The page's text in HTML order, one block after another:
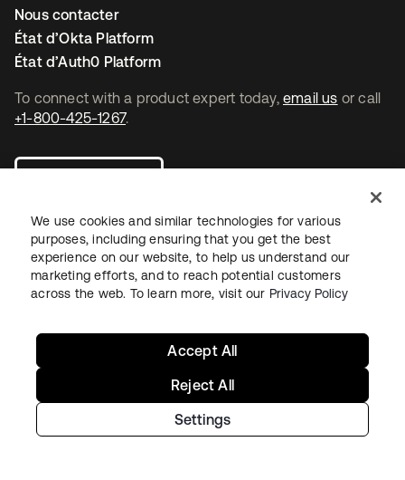
To connect with a product expert today, email us or call
+1-800-425-1267.
s’ouvre dans un nouvel onglet
s’ouvre dans un nouvel onglet
s’ouvre dans un nouvel onglet
Nous contacter
État d’Okta Platform
État d’Auth0 Platform
Politique de confidentialité
Conditions d’utilisation du siteSécuritéPlan du site
We use cookies and similar technologies for various
purposes, including ensuring that you get the best
experience on our website, to help us understand our
marketing efforts, and to reach potential customers
across the web. To learn more, visit our Privacy Policy
Settings
Reject All
Accept All